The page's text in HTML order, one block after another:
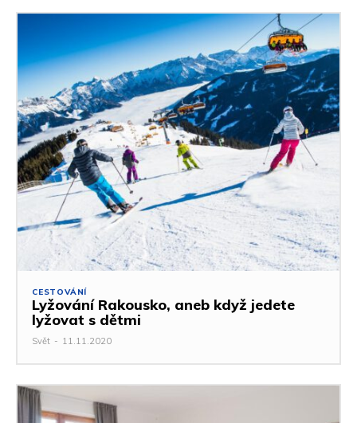
CESTOVÁNÍ
Lyžování Rakousko, aneb když jedete
lyžovat s dětmi
Svět - 11.11.2020